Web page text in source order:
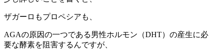
ザガーロもプロペシアも、
AGAの原因の一つである男性ホルモン（DHT）の産生に必
要な酵素を阻害するんですが、